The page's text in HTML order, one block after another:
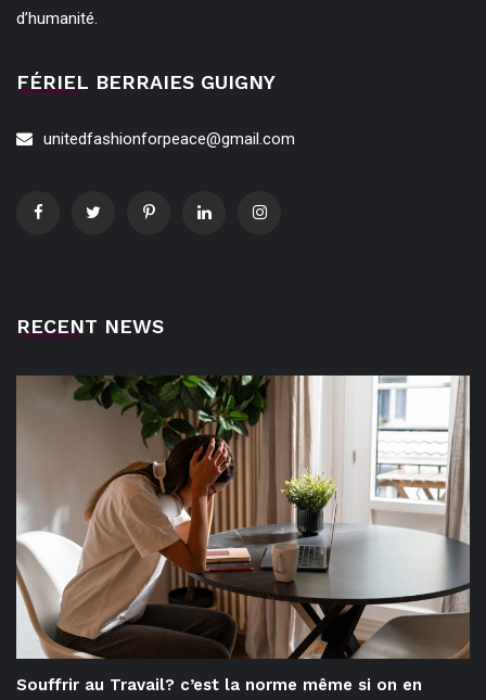
d’humanité.
FÉRIEL BERRAIES GUIGNY
unitedfashionforpeace@gmail.com
RECENT NEWS
Souffrir au Travail? c’est la norme même si on en